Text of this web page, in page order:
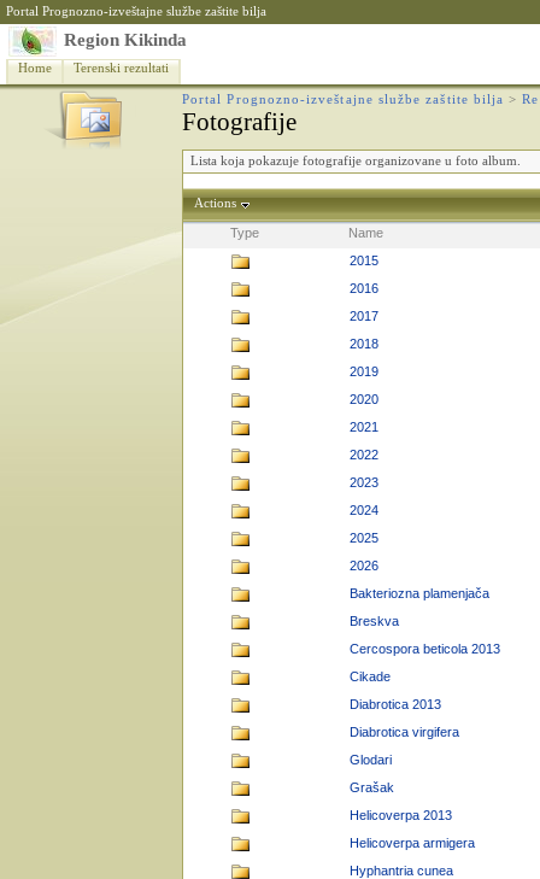
Portal Prognozno-izveštajne službe zaštite bilja
Region Kikinda
Home Terenski rezultati
Portal Prognozno-izveštajne službe zaštite bilja >
Fotografije
Lista koja pokazuje fotografije organizovane u foto album.
Actions
Type
Name
2015
2016
2017
2018
2019
2020
2021
2022
2023
2024
2025
2026
Bakteriozna plamenjača
Breskva
Cercospora beticola 2013
Cikade
Diabrotica 2013
Diabrotica virgifera
Glodari
Grašak
Helicoverpa 2013
Helicoverpa armigera
Hyphantria cunea